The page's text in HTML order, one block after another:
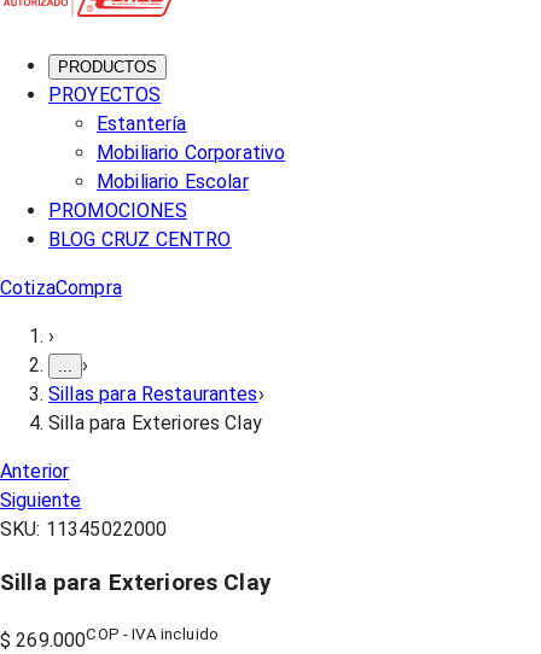
PRODUCTOS
PROYECTOS
Estantería
Mobiliario Corporativo
Mobiliario Escolar
PROMOCIONES
BLOG CRUZ CENTRO
CotizaCompra
›
›
Sillas para Restaurantes›
Silla para Exteriores Clay
Anterior
Siguiente
SKU: 11345022000
Silla para Exteriores Clay
$ 269.000COP - IVA incluido